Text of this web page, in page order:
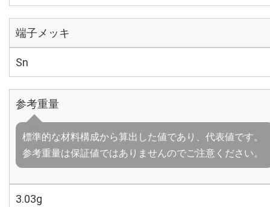
端子メッキ
Sn
参考重量
標準的な材料構成から算出した値であり、代表値です。
参考重量は保証値ではありませんのでご注意ください。
3.03g